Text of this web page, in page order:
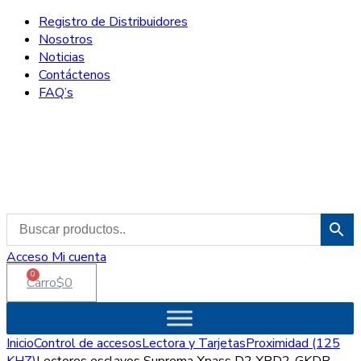
Registro de Distribuidores
Nosotros
Noticias
Contáctenos
FAQ’s
Acceso Mi cuenta
$0
0
Carro
InicioControl de accesosLectora y TarjetasProximidad (125